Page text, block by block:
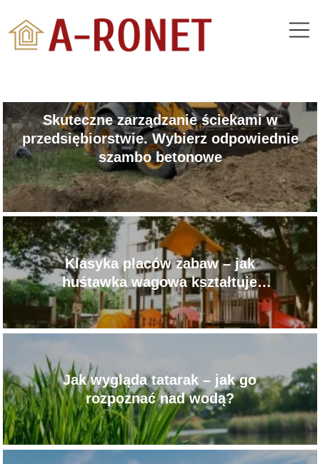
Skuteczne zarządzanie ściekami w
przedsiębiorstwie. Wybierz odpowiednie
szambo betonowe
Klasyka placów zabaw – jak
huśtawka wagowa kształtuje
rówieśnicze relacje i uczy
współpracy?
Jak wygląda tatarak – jak go
rozpoznać nad wodą?